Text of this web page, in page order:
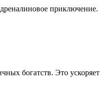
приключение.
богатств. Это ускоряет